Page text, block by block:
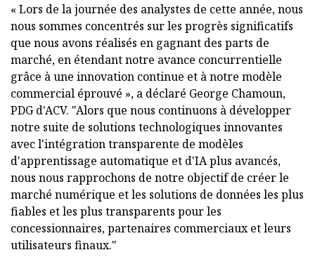
« Lors de la journée des analystes de cette année, nous
nous sommes concentrés sur les progrès significatifs
que nous avons réalisés en gagnant des parts de
marché, en étendant notre avance concurrentielle
grâce à une innovation continue et à notre modèle
commercial éprouvé », a déclaré George Chamoun,
PDG d'ACV. "Alors que nous continuons à développer
notre suite de solutions technologiques innovantes
avec l'intégration transparente de modèles
d'apprentissage automatique et d'IA plus avancés,
nous nous rapprochons de notre objectif de créer le
marché numérique et les solutions de données les plus
fiables et les plus transparents pour les
concessionnaires, partenaires commerciaux et leurs
utilisateurs finaux."